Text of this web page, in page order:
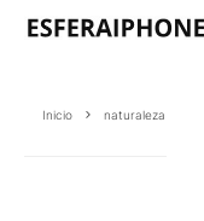
Inicio naturaleza